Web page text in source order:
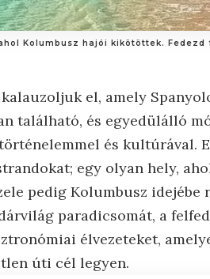
Kolumbusz hajói kikötöttek.
el, amely
található, és egyedülálló
és kultúrával.
egy olyan hely,
pedig Kolumbusz idejébe
paradicsomát, a
élvezeteket,
úti cél legyen.